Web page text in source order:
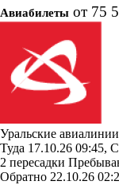
Авиабилеты от 75
Уральские авиалинии
Туда 17.10.26 09:45,
2 пересадки
Обратно 22.10.26